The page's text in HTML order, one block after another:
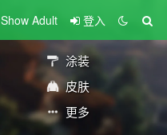
Show Adult 登入
涂装
皮肤
更多